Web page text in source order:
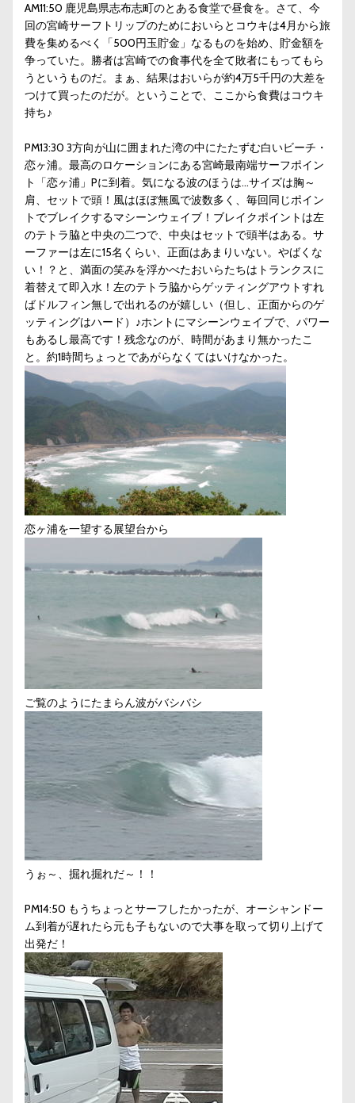
AM11:50 鹿児島県志布志町のとある食堂で昼食を。さて、今
回の宮崎サーフトリップのためにおいらとコウキは4月から旅
費を集めるべく「500円玉貯金」なるものを始め、貯金額を
争っていた。勝者は宮崎での食事代を全て敗者にもってもら
うというものだ。まぁ、結果はおいらが約4万5千円の大差を
つけて買ったのだが。ということで、ここから食費はコウキ
持ち♪
PM13:30 3方向が山に囲まれた湾の中にたたずむ白いビーチ・
恋ヶ浦。最高のロケーションにある宮崎最南端サーフポイン
ト「恋ヶ浦」Pに到着。気になる波のほうは…サイズは胸～
肩、セットで頭！風はほぼ無風で波数多く、毎回同じポイン
トでブレイクするマシーンウェイブ！ブレイクポイントは左
のテトラ脇と中央の二つで、中央はセットで頭半はある。サ
ーファーは左に15名くらい、正面はあまりいない。やばくな
い！？と、満面の笑みを浮かべたおいらたちはトランクスに
着替えて即入水！左のテトラ脇からゲッティングアウトすれ
ばドルフィン無しで出れるのが嬉しい（但し、正面からのゲ
ッティングはハード）♪ホントにマシーンウェイブで、パワー
もあるし最高です！残念なのが、時間があまり無かったこ
と。約1時間ちょっとであがらなくてはいけなかった。
恋ヶ浦を一望する展望台から
ご覧のようにたまらん波がバシバシ
うぉ～、掘れ掘れだ～！！
PM14:50 もうちょっとサーフしたかったが、オーシャンドー
ム到着が遅れたら元も子もないので大事を取って切り上げて
出発だ！